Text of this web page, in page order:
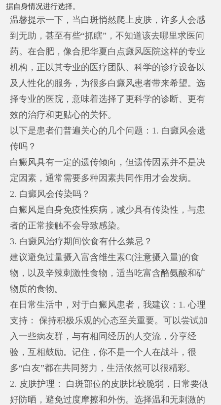
据自身情况进行选择。
温馨提示一下，当白斑悄然爬上皮肤，许多人会感
到无助，甚至有些“抓瞎”，不知道该去哪里求医问
药。在合肥，像合肥华夏白点癜风医院这样的专业
机构，正以其专业的医疗团队、科学的诊疗设备以
及人性化的服务，为很多白癜风患者带来希望。选
择专业的医院，意味着选择了更科学的诊断、更有
效的治疗和更贴心的关怀。
以下是患者们普遍关心的几个问题：1. 白癜风会遗
传吗？
白癜风具有一定的遗传倾向，但遗传因素并不是决
定因素，通常需要多种因素共同作用才会发病。
2. 白癜风会传染吗？
白癜风是自身免疫性疾病，减少具有传染性，与患
者的正常接触不会导致感染。
3. 白癜风治疗期间饮食有什么禁忌？
建议避免过量摄入富含维生素C(注意摄入量)的食
物，以及辛辣刺激性食物，适当吃富含酪氨酸和矿
物质的食物。
在日常生活中，对于白癜风患者，我建议：1. 心理
支持： 保持积极乐观的心态至关重要。可以尝试加
入一些病友群，与有相同经历的人交流，分享经
验，互相鼓励。记住，你不是一个人在战斗，很
多“白友”都在共同努力，生活依然可以很精彩。
2. 皮肤护理： 白斑部位的皮肤比较脆弱，日常要做
好防晒，避免过度摩擦和外伤。选择温和无刺激的